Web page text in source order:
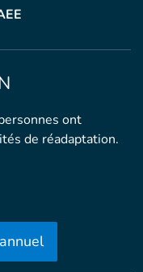
ont
de réadaptation.